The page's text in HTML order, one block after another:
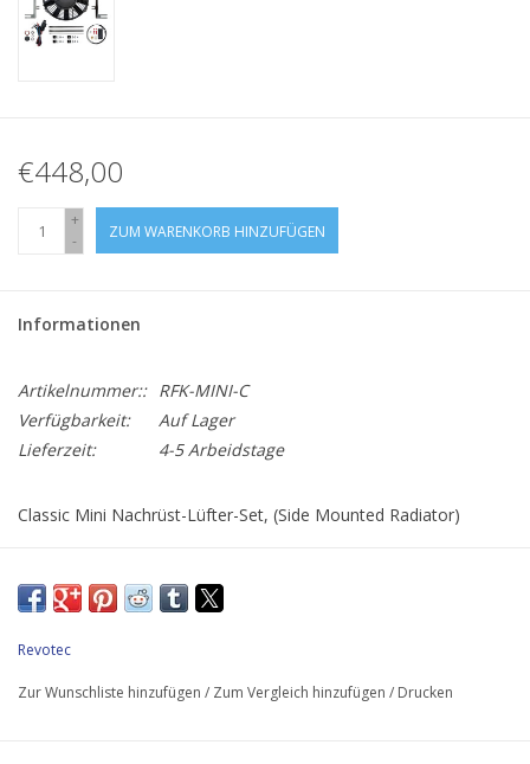
€448,00
+
-
ZUM WARENKORB HINZUFÜGEN
Informationen
Artikelnummer:: RFK-MINI-C
Verfügbarkeit:
Auf Lager
Lieferzeit:
4-5 Arbeidstage
Classic Mini Nachrüst-Lüfter-Set, (Side Mounted Radiator)
9 „Ansaugventilator
Lasergeschnittene Lüfterhalterungen aus Edelstahl
Selbstschließende elektronische Lüftersteuerung von Revotec
Revotec
Zur Wunschliste hinzufügen / Zum Vergleich hinzufügen / Drucken